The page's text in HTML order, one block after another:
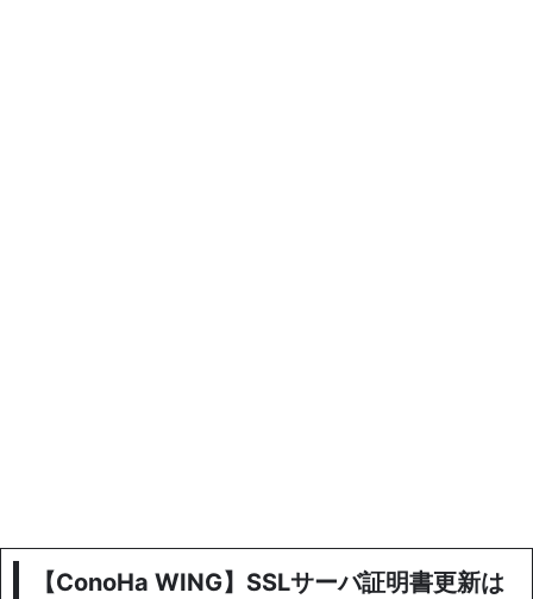
【ConoHa WING】SSLサーバ証明書更新は